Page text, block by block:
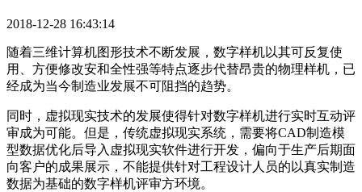
2018-12-28 16:43:14
随着三维计算机图形技术不断发展，数字样机以其可反复使
用、方便修改安和全性强等特点逐步代替昂贵的物理样机，已
经成为当今制造业发展不可阻挡的趋势。
同时，虚拟现实技术的发展使得针对数字样机进行实时互动评
审成为可能。但是，传统虚拟现实系统，需要将CAD制造模
型数据优化后导入虚拟现实软件进行开发，偏向于生产后期面
向客户的成果展示，不能提供针对工程设计人员的以真实制造
数据为基础的数字样机评审方环境。